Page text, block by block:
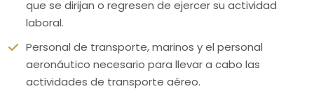
que se dirijan o regresen de ejercer su actividad
laboral.
Personal de transporte, marinos y el personal
aeronáutico necesario para llevar a cabo las
actividades de transporte aéreo.